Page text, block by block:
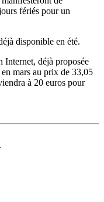
fériés pour un
disponible en été.
déjà proposée
mars au prix de 33,05
à 20 euros pour